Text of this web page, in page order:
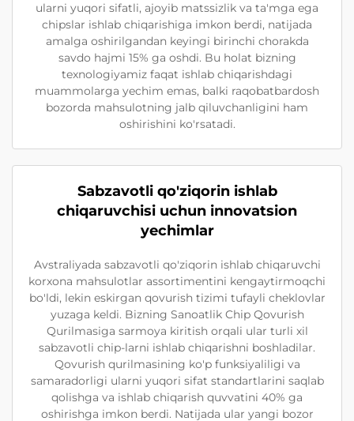
ularni yuqori sifatli, ajoyib matssizlik va ta'mga ega
chipslar ishlab chiqarishiga imkon berdi, natijada
amalga oshirilgandan keyingi birinchi chorakda
savdo hajmi 15% ga oshdi. Bu holat bizning
texnologiyamiz faqat ishlab chiqarishdagi
muammolarga yechim emas, balki raqobatbardosh
bozorda mahsulotning jalb qiluvchanligini ham
oshirishini ko'rsatadi.
Sabzavotli qo'ziqorin ishlab
chiqaruvchisi uchun innovatsion
yechimlar
Avstraliyada sabzavotli qo'ziqorin ishlab chiqaruvchi
korxona mahsulotlar assortimentini kengaytirmoqchi
bo'ldi, lekin eskirgan qovurish tizimi tufayli cheklovlar
yuzaga keldi. Bizning Sanoatlik Chip Qovurish
Qurilmasiga sarmoya kiritish orqali ular turli xil
sabzavotli chip-larni ishlab chiqarishni boshladilar.
Qovurish qurilmasining ko'p funksiyaliligi va
samaradorligi ularni yuqori sifat standartlarini saqlab
qolishga va ishlab chiqarish quvvatini 40% ga
oshirishga imkon berdi. Natijada ular yangi bozor